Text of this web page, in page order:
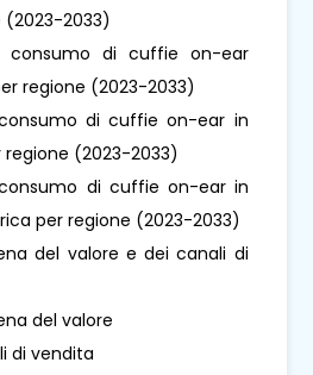
(2023-2033)
consumo di cuffie on-ear
regione (2023-2033)
consumo di cuffie on-ear in
(2023-2033)
consumo di cuffie on-ear in
per regione (2023-2033)
del valore e dei canali di
del valore
di vendita